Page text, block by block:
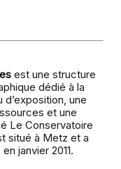
est une structure
dédié à la
une
et une
Le Conservatoire
situé à Metz et a
janvier 2011.